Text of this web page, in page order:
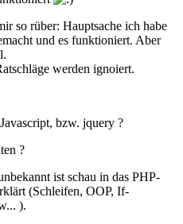
so rüber: Hauptsache ich habe
und es funktioniert. Aber
werden ignoiert.
bzw. jquery ?
?
ist schau in das PHP-
(Schleifen, OOP, If-
).